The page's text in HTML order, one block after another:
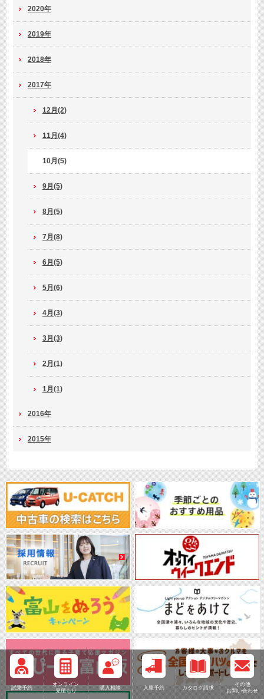
試乗予約
オンライン
見積もり
購入相談 入庫予約 カタログ請求
その他
お問い合わせ
2020年
2019年
2018年
2017年
12月(2)
11月(4)
10月(5)
9月(5)
8月(5)
7月(8)
6月(5)
5月(6)
4月(3)
3月(3)
2月(1)
1月(1)
2016年
2015年